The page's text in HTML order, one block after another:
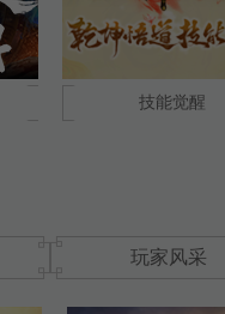
技能觉醒
玩家风采